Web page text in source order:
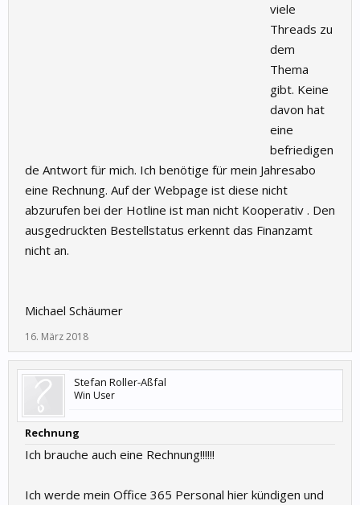
viele
Threads zu
dem
Thema
gibt. Keine
davon hat
eine
befriedigen
de Antwort für mich. Ich benötige für mein Jahresabo
eine Rechnung. Auf der Webpage ist diese nicht
abzurufen bei der Hotline ist man nicht Kooperativ . Den
ausgedruckten Bestellstatus erkennt das Finanzamt
nicht an.
Michael Schäumer
16. März 2018
Stefan Roller-Aßfal
Win User
Rechnung
Ich brauche auch eine Rechnung!!!!!!
Ich werde mein Office 365 Personal hier kündigen und